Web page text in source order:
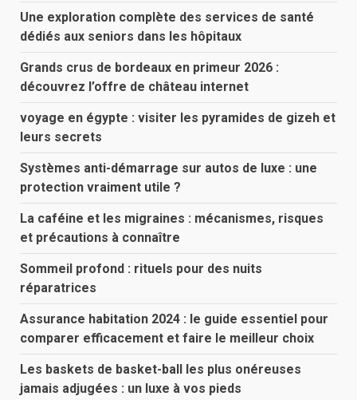
Une exploration complète des services de santé
dédiés aux seniors dans les hôpitaux
Grands crus de bordeaux en primeur 2026 :
découvrez l’offre de château internet
voyage en égypte : visiter les pyramides de gizeh et
leurs secrets
Systèmes anti-démarrage sur autos de luxe : une
protection vraiment utile ?
La caféine et les migraines : mécanismes, risques
et précautions à connaître
Sommeil profond : rituels pour des nuits
réparatrices
Assurance habitation 2024 : le guide essentiel pour
comparer efficacement et faire le meilleur choix
Les baskets de basket-ball les plus onéreuses
jamais adjugées : un luxe à vos pieds